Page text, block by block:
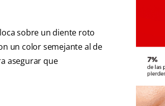
sobre un diente roto
un color semejante al de
asegurar que